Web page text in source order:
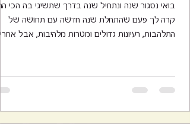
בואי נסגור שנה ונתחיל שנה בדרך שתשיגי בה הכי
קרה לך פעם שהתחלת שנה חדשה עם תחושה של
התלהבות, רעיונות גדולים ומטרות מלהיבות, אבל אחרי